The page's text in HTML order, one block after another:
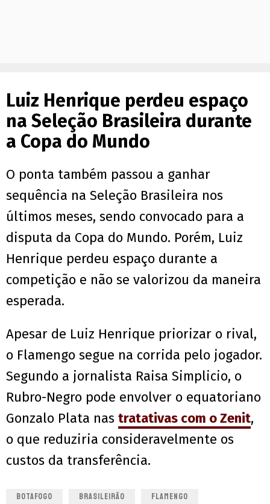
Luiz Henrique perdeu espaço
na Seleção Brasileira durante
a Copa do Mundo
O ponta também passou a ganhar
sequência na Seleção Brasileira nos
últimos meses, sendo convocado para a
disputa da Copa do Mundo. Porém, Luiz
Henrique perdeu espaço durante a
competição e não se valorizou da maneira
esperada.
Apesar de Luiz Henrique priorizar o rival,
o Flamengo segue na corrida pelo jogador.
Segundo a jornalista Raisa Simplicio, o
Rubro-Negro pode envolver o equatoriano
Gonzalo Plata nas tratativas com o Zenit,
o que reduziria consideravelmente os
custos da transferência.
BOTAFOGO BRASILEIRÃO FLAMENGO